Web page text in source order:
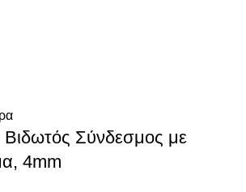
Σύνδεσμος με
4mm